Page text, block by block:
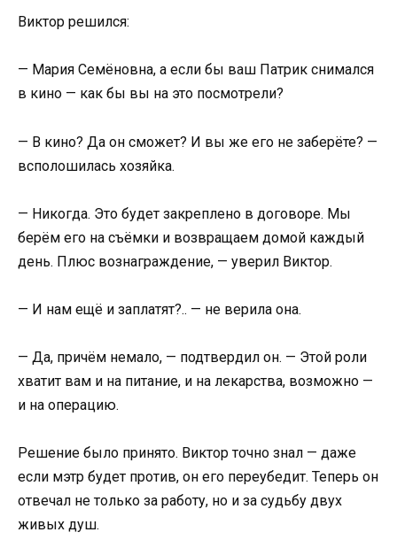
Виктор решился:
— Мария Семёновна, а если бы ваш Патрик снимался
в кино — как бы вы на это посмотрели?
— В кино? Да он сможет? И вы же его не заберёте? —
всполошилась хозяйка.
— Никогда. Это будет закреплено в договоре. Мы
берём его на съёмки и возвращаем домой каждый
день. Плюс вознаграждение, — уверил Виктор.
— И нам ещё и заплатят?.. — не верила она.
— Да, причём немало, — подтвердил он. — Этой роли
хватит вам и на питание, и на лекарства, возможно —
и на операцию.
Решение было принято. Виктор точно знал — даже
если мэтр будет против, он его переубедит. Теперь он
отвечал не только за работу, но и за судьбу двух
живых душ.